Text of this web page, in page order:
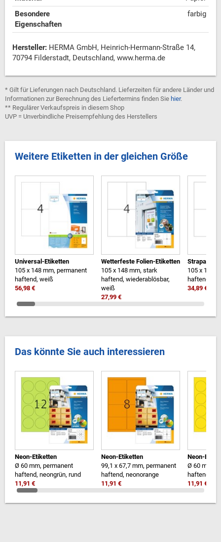
Besondere
Eigenschaften
farbig
Hersteller: HERMA GmbH, Heinrich-Hermann-Straße 14,
70794 Filderstadt, Deutschland, www.herma.de
* Gilt für Lieferungen nach Deutschland. Lieferzeiten für andere Länder und
Informationen zur Berechnung des Liefertermins finden Sie hier.
** Regulärer Verkaufspreis in diesem Shop
UVP = Unverbindliche Preisempfehlung des Herstellers
Weitere Etiketten in der gleichen Größe
Universal-Etiketten
105 x 148 mm, permanent
haftend, weiß
56,98 €
Wetterfeste Folien-Etiketten
105 x 148 mm, stark
haftend, wiederablösbar,
weiß
27,99 €
105 x 148
haftend,
34,89 €
Das könnte Sie auch interessieren
Neon-Etiketten
Ø 60 mm, permanent
haftend, neongrün, rund
11,91 €
Neon-Etiketten
99,1 x 67,7 mm, permanent
haftend, neonorange
11,91 €
Neon-
Ø 60 mm,
haftend,
11,91 €